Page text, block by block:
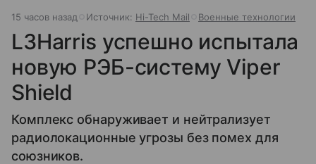
15 часов назад Источник: Hi-Tech Mail Военные технологии
L3Harris успешно испытала
новую РЭБ-систему Viper
Shield
Комплекс обнаруживает и нейтрализует
радиолокационные угрозы без помех для
союзников.